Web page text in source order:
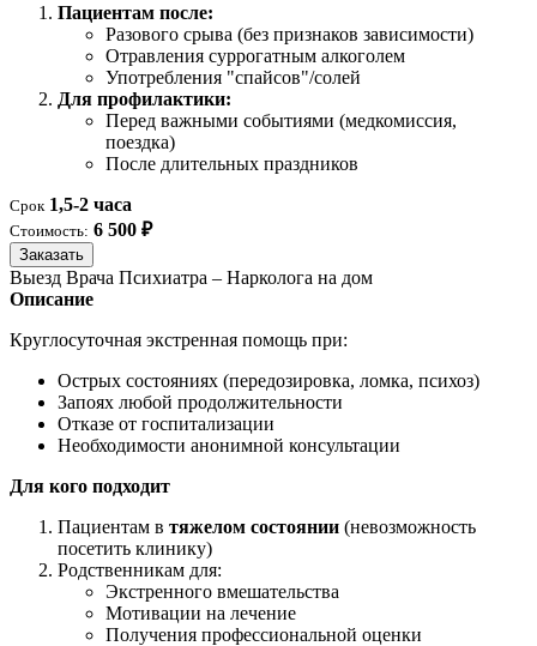
Пациентам после:
Разового срыва (без признаков зависимости)
Отравления суррогатным алкоголем
Употребления "спайсов"/солей
Для профилактики:
Перед важными событиями (медкомиссия,
поездка)
После длительных праздников
Срок 1,5-2 часа
Стоимость: 6 500 ₽
Заказать
Выезд Врача Психиатра – Нарколога на дом
Описание
Круглосуточная экстренная помощь при:
Острых состояниях (передозировка, ломка, психоз)
Запоях любой продолжительности
Отказе от госпитализации
Необходимости анонимной консультации
Для кого подходит
Пациентам в тяжелом состоянии (невозможность
посетить клинику)
Родственникам для:
Экстренного вмешательства
Мотивации на лечение
Получения профессиональной оценки